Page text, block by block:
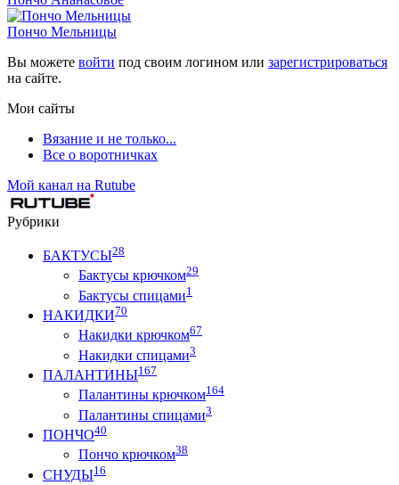
Пончо Мельницы
Вы можете войти под своим логином или зарегистрироваться
на сайте.
Мои сайты
Вязание и не только...
Все о воротничках
Мой канал на Rutube
Рубрики
БАКТУСЫ28
Бактусы крючком29
Бактусы спицами1
НАКИДКИ70
Накидки крючком67
Накидки спицами3
ПАЛАНТИНЫ167
Палантины крючком164
Палантины спицами3
ПОНЧО40
Пончо крючком38
СНУДЫ16